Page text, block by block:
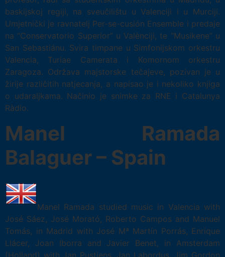
baskijskoj regiji, na sveučilištu u Valenciji i u Murciji.
Umjetnički je ravnatelj Per-se-cusión Ensemble i predaje
na “Conservatorio Superior” u Valènciji, te “Musikene” u
San Sebastiánu. Svira timpane u Simfonijskom orkestru
Valencia, Turiae Camerata i Komornom orkestru
Zaragoza. Održava majstorske tečajeve, pozivan je u
žirije različitih natjecanja, a napisao je i nekoliko knjiga
o udaraljkama. Načinio je snimke za RNE i Catalunya
Ràdio.
Manel Ramada
Balaguer – Spain
Manel Ramada studied music in Valencia with
José Sáez, José Morató, Roberto Campos and Manuel
Tomás, in Madrid with José Mª Martín Porrás, Enrique
Llácer, Joan Iborra and Javier Benet, in Amsterdam
(Holland) with Jan Pustjens, Jan Labordus, Jim Gordon